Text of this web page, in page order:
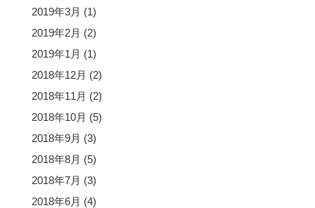
2019年3月 (1)
2019年2月 (2)
2019年1月 (1)
2018年12月 (2)
2018年11月 (2)
2018年10月 (5)
2018年9月 (3)
2018年8月 (5)
2018年7月 (3)
2018年6月 (4)